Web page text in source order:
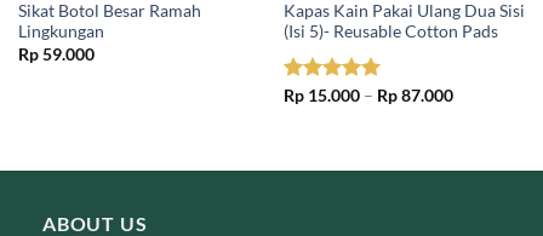
Sikat Botol Besar Ramah
Lingkungan
Rp59.000
Kapas Kain Pakai Ulang Dua Sisi
(Isi 5)- Reusable Cotton Pads
Rated5.00
Rp15.000 – Rp87.000Price
ABOUT US